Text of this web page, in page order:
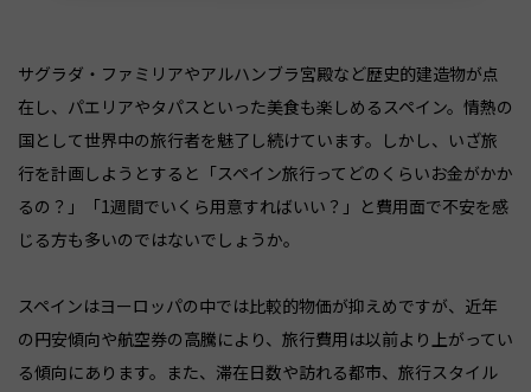
サグラダ・ファミリアやアルハンブラ宮殿など歴史的建造物が点
在し、パエリアやタパスといった美食も楽しめるスペイン。情熱の
国として世界中の旅行者を魅了し続けています。しかし、いざ旅
行を計画しようとすると「スペイン旅行ってどのくらいお金がかか
るの？」「1週間でいくら用意すればいい？」と費用面で不安を感
じる方も多いのではないでしょうか。
スペインはヨーロッパの中では比較的物価が抑えめですが、近年
の円安傾向や航空券の高騰により、旅行費用は以前より上がってい
る傾向にあります。また、滞在日数や訪れる都市、旅行スタイル